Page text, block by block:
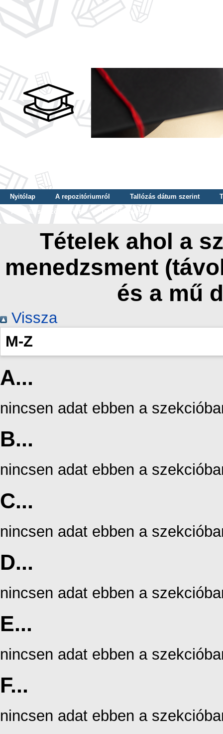
Nyitólap A repozitóriumról Tallózás dátum szerint
Tallózás szerző szerint
Tallózás nyelv szerint
Tételek ahol a
menedzsment
és a mű
Vissza
M-Z
A...
nincsen adat ebben a
B...
nincsen adat ebben a
C...
nincsen adat ebben a
D...
nincsen adat ebben a
E...
nincsen adat ebben a
F...
nincsen adat ebben a